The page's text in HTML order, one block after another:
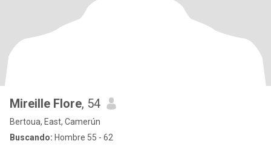
Mireille Flore, 54
Bertoua, East, Camerún
Buscando: Hombre 55 - 62